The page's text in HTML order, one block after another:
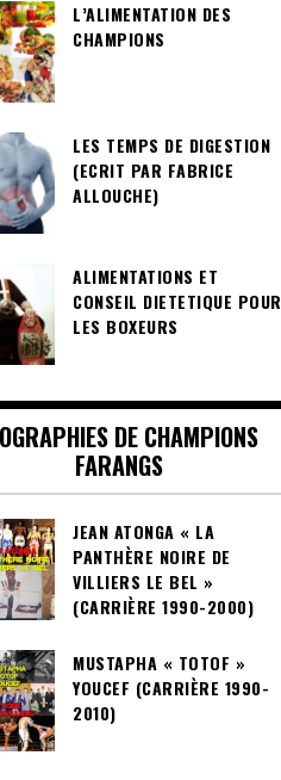
L’ALIMENTATION DES
CHAMPIONS
LES TEMPS DE DIGESTION
(ECRIT PAR FABRICE
ALLOUCHE)
ALIMENTATIONS ET
CONSEIL DIETETIQUE POUR
LES BOXEURS
DE CHAMPIONS
FARANGS
JEAN ATONGA « LA
PANTHÈRE NOIRE DE
VILLIERS LE BEL »
(CARRIÈRE 1990-2000)
MUSTAPHA « TOTOF »
YOUCEF (CARRIÈRE 1990-
2010)